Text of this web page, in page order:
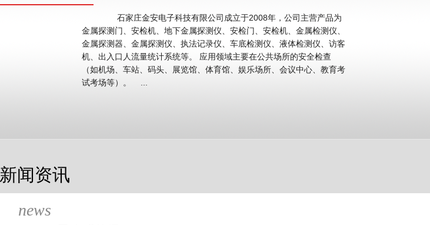
石家庄金安电子科技有限公司成立于2008年，公司主营产品为
金属探测门、安检机、地下金属探测仪、安检门、安检机、金属检测仪、
金属探测器、金属探测仪、执法记录仪、车底检测仪、液体检测仪、访客
机、出入口人流量统计系统等。 应用领域主要在公共场所的安全检查
（如机场、车站、码头、展览馆、体育馆、娱乐场所、会议中心、教育考
新闻资讯
news